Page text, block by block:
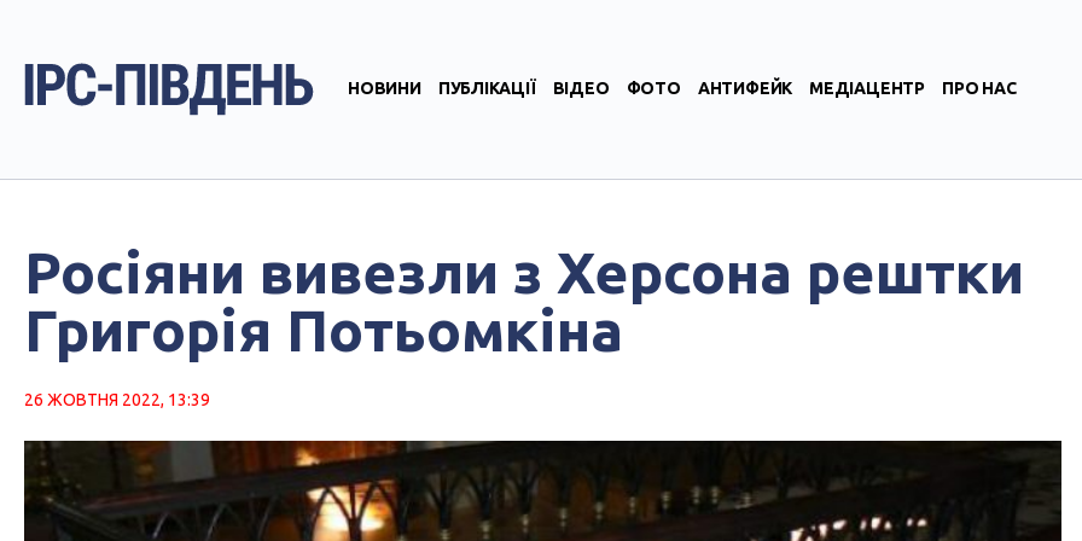
НОВИНИ ПУБЛІКАЦІЇ ВІДЕО ФОТО АНТИФЕЙК МЕДІАЦЕНТР ПРО НАС
Росіяни вивезли з Херсона рештки
Григорія Потьомкіна
26 ЖОВТНЯ 2022, 13:39